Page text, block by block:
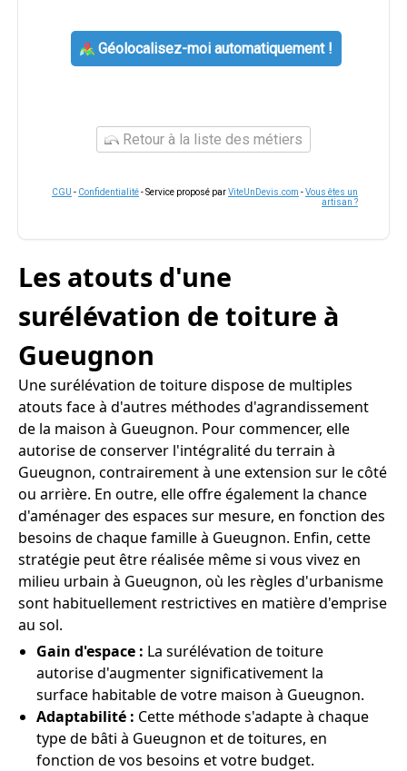
Géolocalisez-moi automatiquement !
Retour à la liste des métiers
CGU - Confidentialité- Service proposé parViteUnDevis.com -Vous êtes un
artisan ?
Les atouts d'une
surélévation de toiture à
Gueugnon
Une surélévation de toiture dispose de multiples
atouts face à d'autres méthodes d'agrandissement
de la maison à Gueugnon. Pour commencer, elle
autorise de conserver l'intégralité du terrain à
Gueugnon, contrairement à une extension sur le côté
ou arrière. En outre, elle offre également la chance
d'aménager des espaces sur mesure, en fonction des
besoins de chaque famille à Gueugnon. Enfin, cette
stratégie peut être réalisée même si vous vivez en
milieu urbain à Gueugnon, où les règles d'urbanisme
sont habituellement restrictives en matière d'emprise
au sol.
Gain d'espace : La surélévation de toiture
autorise d'augmenter significativement la
surface habitable de votre maison à Gueugnon.
Adaptabilité : Cette méthode s'adapte à chaque
type de bâti à Gueugnon et de toitures, en
fonction de vos besoins et votre budget.